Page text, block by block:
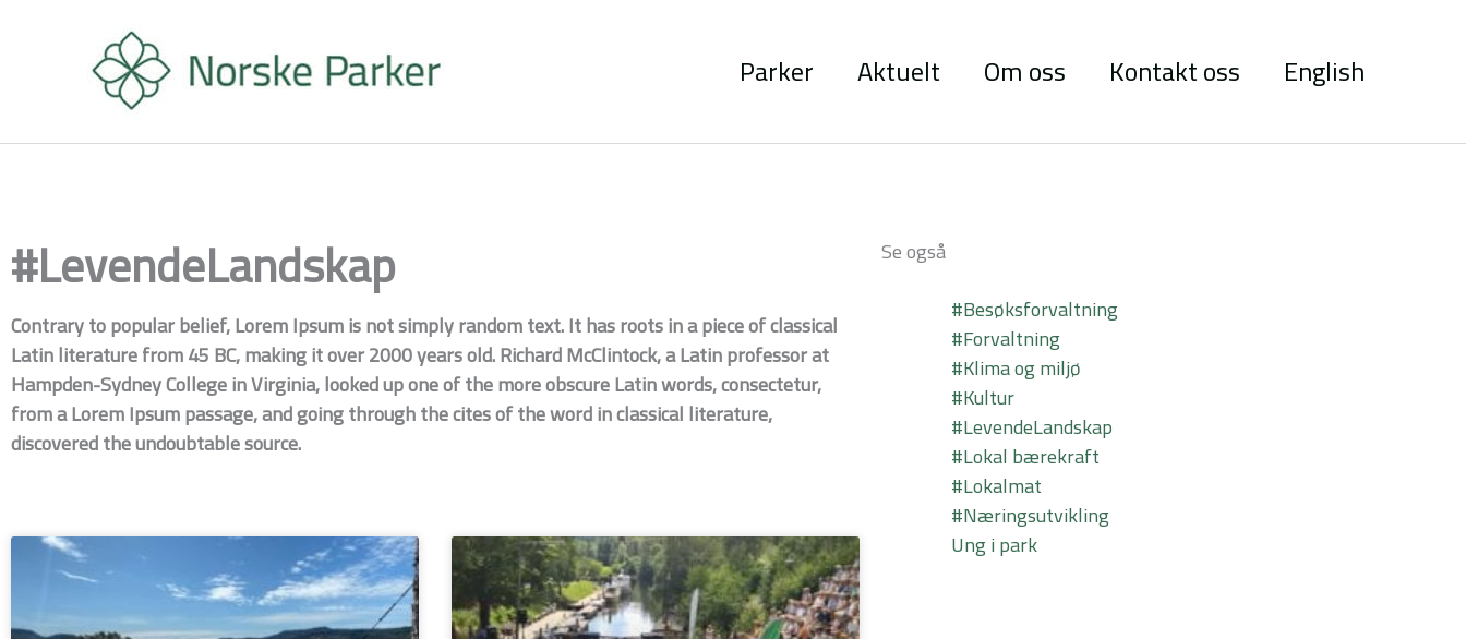
Parker Aktuelt Om oss Kontakt oss English
#LevendeLandskap
Contrary to popular belief, Lorem Ipsum is not simply random text. It has roots in a piece of classical
Latin literature from 45 BC, making it over 2000 years old. Richard McClintock, a Latin professor at
Hampden-Sydney College in Virginia, looked up one of the more obscure Latin words, consectetur,
from a Lorem Ipsum passage, and going through the cites of the word in classical literature,
discovered the undoubtable source.
SideSide SideSide
Se også
#Besøksforvaltning
#Forvaltning
#Klima og miljø
#Kultur
#LevendeLandskap
#Lokal bærekraft
#Lokalmat
#Næringsutvikling
Ung i park